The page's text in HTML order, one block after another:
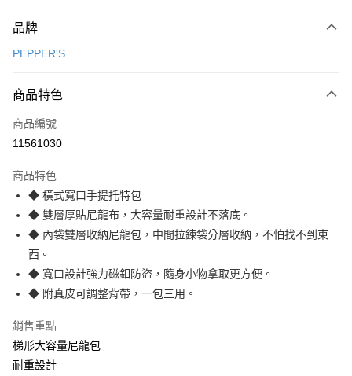
全家線上支付
本島宅配-活動商品
免運費
免運費
品牌
PEPPER'S
商品特色
商品編號
11561030
商品特色
◆ 橫式寬口手提托特包
◆ 雙層厚貼尼龍布，大容量耐重設計不落底。
◆ 內袋雙層收納尼龍包，中間拉鍊袋分層收納，不怕找不到東
西。
◆ 寬口設計強力磁釦防盜，隨身小物拿取更方便。
◆ 附真皮可調整背帶，一包三用。
銷售重點
梯形大容量尼龍包
耐重設計